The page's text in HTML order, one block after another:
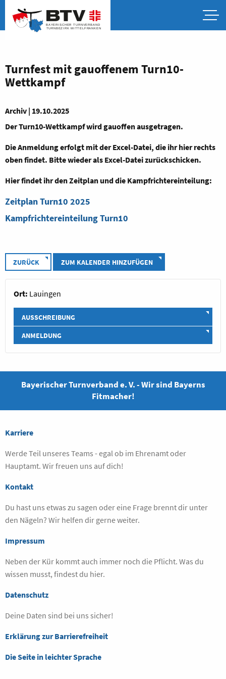
Turnfest mit gauoffenem Turn10-
Wettkampf
Archiv | 19.10.2025
Der Turn10-Wettkampf wird gauoffen ausgetragen.
Die Anmeldung erfolgt mit der Excel-Datei, die ihr hier rechts
oben findet. Bitte wieder als Excel-Datei zurückschicken.
Hier findet ihr den Zeitplan und die Kampfrichtereinteilung:
Zeitplan Turn10 2025
Kampfrichtereinteilung Turn10
ZURÜCK ZUM KALENDER HINZUFÜGEN
Ort: Lauingen
AUSSCHREIBUNG
ANMELDUNG
Bayerischer Turnverband e. V. - Wir sind Bayerns
Fitmacher!
Karriere
Werde Teil unseres Teams - egal ob im Ehrenamt oder
Hauptamt. Wir freuen uns auf dich!
Kontakt
Du hast uns etwas zu sagen oder eine Frage brennt dir unter
den Nägeln? Wir helfen dir gerne weiter.
Impressum
Neben der Kür kommt auch immer noch die Pflicht. Was du
wissen musst, findest du hier.
Datenschutz
Deine Daten sind bei uns sicher!
Erklärung zur Barrierefreiheit
Die Seite in leichter Sprache